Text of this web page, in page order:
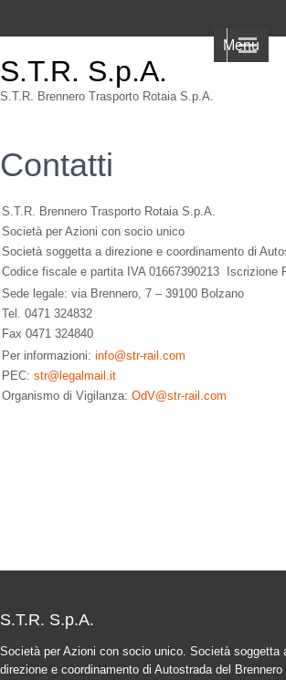
S.T.R. S.p.A.
S.T.R. Brennero Trasporto Rotaia S.p.A.
Menu
Contatti
S.T.R. Brennero Trasporto Rotaia S.p.A.
Società per Azioni con socio unico
Società soggetta a direzione e coordinamento di
Codice fiscale e partita IVA 01667390213 Iscrizione
Sede legale: via Brennero, 7 – 39100 Bolzano
Tel. 0471 324832
Fax 0471 324840
Per informazioni: info@str-rail.com
PEC: str@legalmail.it
Organismo di Vigilanza: OdV@str-rail.com
S.T.R. S.p.A.
Società per Azioni con socio unico. Società soggetta
direzione e coordinamento di Autostrada del Brennero